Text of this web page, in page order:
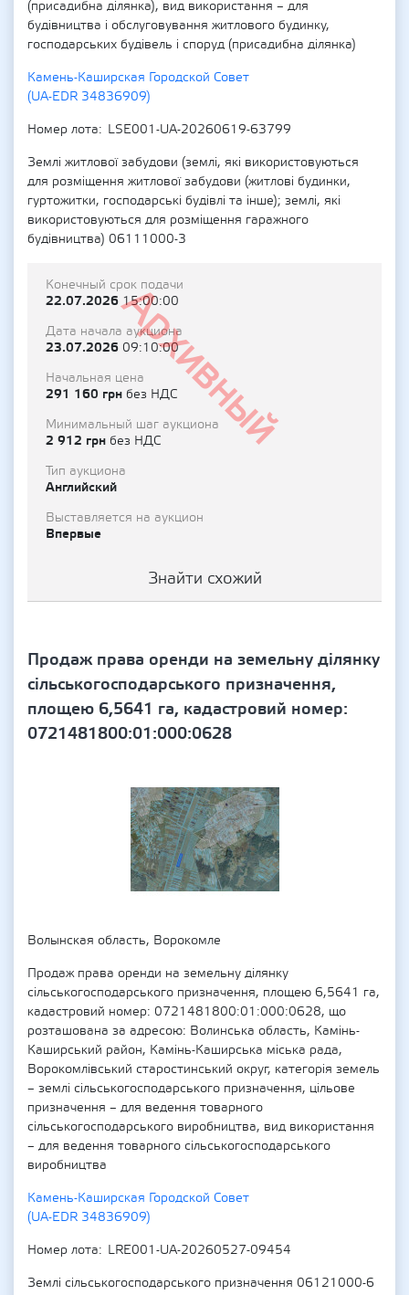
(присадибна ділянка), вид використання – для
будівництва і обслуговування житлового будинку,
господарських будівель і споруд (присадибна ділянка)
Камень-Каширская Городской Совет
(UA-EDR 34836909)
Номер лота
LSE001-UA-20260619-63799
Землі житлової забудови (землі, які використовуються
для розміщення житлової забудови (житлові будинки,
гуртожитки, господарські будівлі та інше); землі, які
використовуються для розміщення гаражного
будівництва) 06111000-3
Архивный
Конечный срок подачи
22.07.202615:00:00
Дата начала аукциона
23.07.2026 09:10:00
Начальная цена
291 160 грн без НДС
Минимальный шаг аукциона
2 912 грн без НДС
Тип аукциона
Английский
Выставляется на аукцион
Впервые
Знайти схожий
Продаж права оренди на земельну ділянку
сільськогосподарського призначення,
площею 6,5641 га, кадастровий номер:
0721481800:01:000:0628
Волынская область, Ворокомле
Продаж права оренди на земельну ділянку
сільськогосподарського призначення, площею 6,5641 га,
кадастровий номер: 0721481800:01:000:0628, що
розташована за адресою: Волинська область, Камінь-
Каширський район, Камінь-Каширська міська рада,
Ворокомлівський старостинський округ, категорія земель
– землі сільськогосподарського призначення, цільове
призначення – для ведення товарного
сільськогосподарського виробництва, вид використання
– для ведення товарного сільськогосподарського
виробництва
Камень-Каширская Городской Совет
(UA-EDR 34836909)
Номер лота
LRE001-UA-20260527-09454
Землі сільськогосподарського призначення 06121000-6